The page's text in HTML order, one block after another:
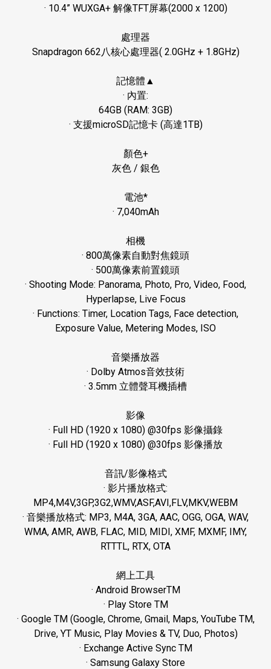
· 10.4” WUXGA+ 解像TFT屏幕(2000 x 1200)
處理器
Snapdragon 662八核心處理器( 2.0GHz + 1.8GHz)
記憶體▲
· 內置:
64GB (RAM: 3GB)
· 支援microSD記憶卡(高達1TB)
顏色+
灰色/ 銀色
電池*
· 7,040mAh
相機
· 800萬像素自動對焦鏡頭
· 500萬像素前置鏡頭
· Shooting Mode: Panorama, Photo, Pro, Video, Food,
Hyperlapse, Live Focus
· Functions: Timer, Location Tags, Face detection,
Exposure Value, Metering Modes, ISO
音樂播放器
· Dolby Atmos音效技術
· 3.5mm 立體聲耳機插槽
影像
· Full HD (1920 x 1080) @30fps 影像攝錄
· Full HD (1920 x 1080) @30fps 影像播放
音訊/影像格式
· 影片播放格式:
MP4,M4V,3GP,3G2,WMV,ASF,AVI,FLV,MKV,WEBM
· 音樂播放格式: MP3, M4A, 3GA, AAC, OGG, OGA, WAV,
WMA, AMR, AWB, FLAC, MID, MIDI, XMF, MXMF, IMY,
RTTTL, RTX, OTA
網上工具
· Android BrowserTM
· Play Store TM
· Google TM (Google, Chrome, Gmail, Maps, YouTube TM,
Drive, YT Music, Play Movies & TV, Duo, Photos)
· Exchange Active Sync TM
· Samsung Galaxy Store